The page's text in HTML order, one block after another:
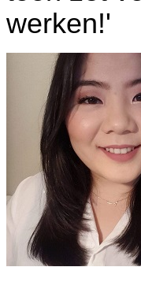
werken!'